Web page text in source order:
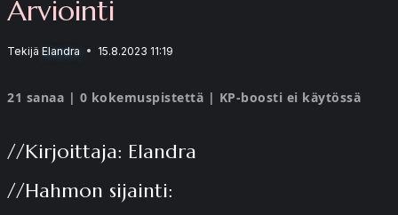
Arviointi
Tekijä Elandra 15.8.2023 11:19
21 sanaa | 0 kokemuspistettä | KP-boosti ei käytössä
//Kirjoittaja: Elandra
//Hahmon sijainti: